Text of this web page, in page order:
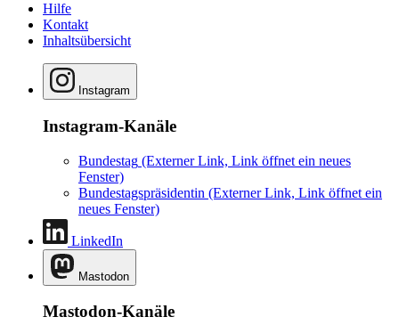
Hilfe
Kontakt
Inhaltsübersicht
Instagram
Instagram-Kanäle
Bundestag (Externer Link, Link öffnet ein neues
Fenster)
Bundestagspräsidentin (Externer Link, Link öffnet ein
neues Fenster)
LinkedIn
Mastodon
Mastodon-Kanäle